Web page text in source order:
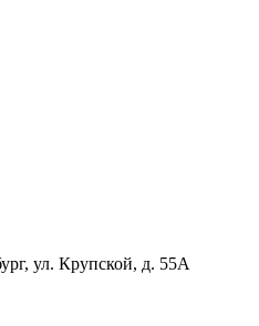
ул. Крупской, д. 55А